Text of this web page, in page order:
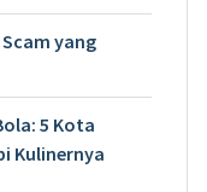
yang
5 Kota
Kulinernya